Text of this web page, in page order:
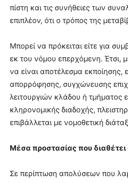
πίστη και τις συνήθειες των
επιπλέον, ότι ο τρόπος της
Μπορεί να πρόκειται είτε για
εκ του νόμου επερχόμενη. Έτσι,
να είναι αποτέλεσμα εκποίησης,
απορρόφησης, συγχώνευσης
λειτουργιών κλάδου ή τμήματος
κληρονομικής διαδοχής,
επιβάλλεται με νομοθετική
Μέσα προστασίας που
Σε περίπτωση απολύσεων που